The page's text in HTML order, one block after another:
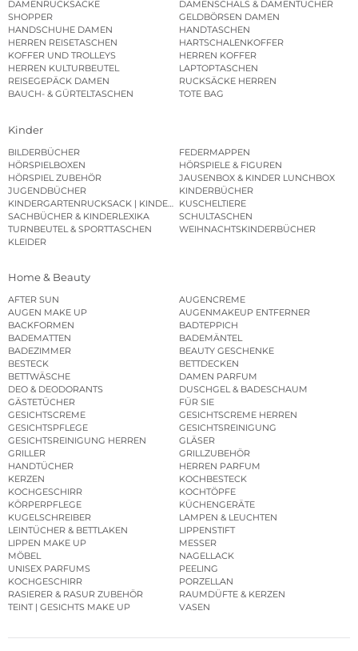
DAMENRUCKSÄCKE
DAMENSCHALS & DAMENTÜCHER
SHOPPER
GELDBÖRSEN DAMEN
HANDSCHUHE DAMEN
HANDTASCHEN
HERREN REISETASCHEN
HARTSCHALENKOFFER
KOFFER UND TROLLEYS
HERREN KOFFER
HERREN KULTURBEUTEL
LAPTOPTASCHEN
REISEGEPÄCK DAMEN
RUCKSÄCKE HERREN
BAUCH- & GÜRTELTASCHEN
TOTE BAG
Kinder
BILDERBÜCHER
FEDERMAPPEN
HÖRSPIELBOXEN
HÖRSPIELE & FIGUREN
HÖRSPIEL ZUBEHÖR
JAUSENBOX & KINDER LUNCHBOX
JUGENDBÜCHER
KINDERBÜCHER
KINDERGARTENRUCKSACK | KINDERGARTENBEUTEL
KUSCHELTIERE
SACHBÜCHER & KINDERLEXIKA
SCHULTASCHEN
TURNBEUTEL & SPORTTASCHEN
WEIHNACHTSKINDERBÜCHER
KLEIDER
Home & Beauty
AFTER SUN
AUGENCREME
AUGEN MAKE UP
AUGENMAKEUP ENTFERNER
BACKFORMEN
BADTEPPICH
BADEMATTEN
BADEMÄNTEL
BADEZIMMER
BEAUTY GESCHENKE
BESTECK
BETTDECKEN
BETTWÄSCHE
DAMEN PARFUM
DEO & DEODORANTS
DUSCHGEL & BADESCHAUM
GÄSTETÜCHER
FÜR SIE
GESICHTSCREME
GESICHTSCREME HERREN
GESICHTSPFLEGE
GESICHTSREINIGUNG
GESICHTSREINIGUNG HERREN
GLÄSER
GRILLER
GRILLZUBEHÖR
HANDTÜCHER
HERREN PARFUM
KERZEN
KOCHBESTECK
KOCHGESCHIRR
KOCHTÖPFE
KÖRPERPFLEGE
KÜCHENGERÄTE
KUGELSCHREIBER
LAMPEN & LEUCHTEN
LEINTÜCHER & BETTLAKEN
LIPPENSTIFT
LIPPEN MAKE UP
MESSER
MÖBEL
NAGELLACK
UNISEX PARFUMS
PEELING
KOCHGESCHIRR
PORZELLAN
RASIERER & RASUR ZUBEHÖR
RAUMDÜFTE & KERZEN
TEINT | GESICHTS MAKE UP
VASEN